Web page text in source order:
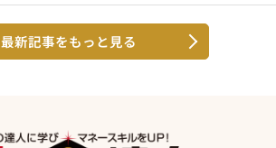
最新記事をもっと見る